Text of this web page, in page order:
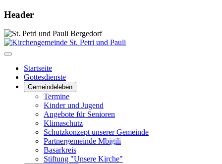
Header
Startseite
Gottesdienste
Gemeindeleben
Termine
Kinder und Jugend
Angebote für Senioren
Klimaschutz
Schutzkonzept unserer Gemeinde
Partnergemeinde Mbigili
Basarkreis
Stiftung "Unsere Kirche"